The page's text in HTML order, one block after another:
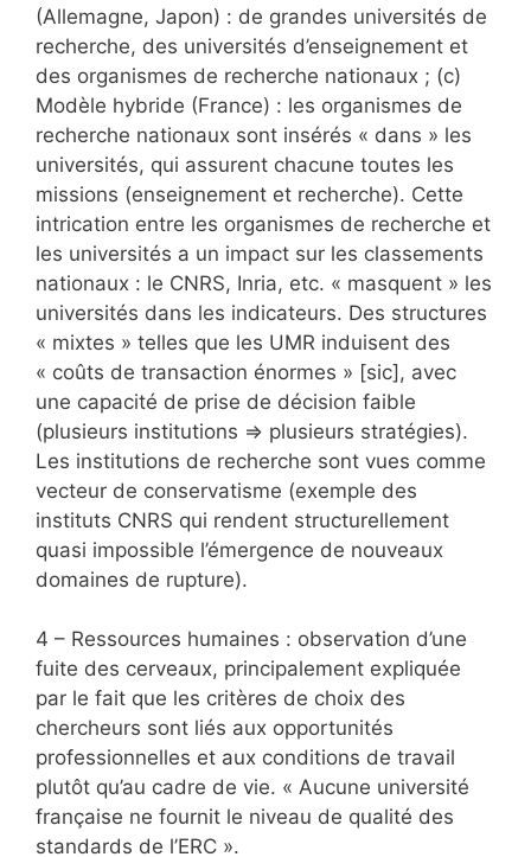
(Allemagne, Japon) : de grandes universités de
recherche, des universités d’enseignement et
des organismes de recherche nationaux ; (c)
Modèle hybride (France) : les organismes de
recherche nationaux sont insérés « dans » les
universités, qui assurent chacune toutes les
missions (enseignement et recherche). Cette
intrication entre les organismes de recherche et
les universités a un impact sur les classements
nationaux : le CNRS, Inria, etc. « masquent » les
universités dans les indicateurs. Des structures
« mixtes » telles que les UMR induisent des
« coûts de transaction énormes » [sic], avec
une capacité de prise de décision faible
(plusieurs institutions => plusieurs stratégies).
Les institutions de recherche sont vues comme
vecteur de conservatisme (exemple des
instituts CNRS qui rendent structurellement
quasi impossible l’émergence de nouveaux
domaines de rupture).
4 – Ressources humaines : observation d’une
fuite des cerveaux, principalement expliquée
par le fait que les critères de choix des
chercheurs sont liés aux opportunités
professionnelles et aux conditions de travail
plutôt qu’au cadre de vie. « Aucune université
française ne fournit le niveau de qualité des
standards de l’ERC ».